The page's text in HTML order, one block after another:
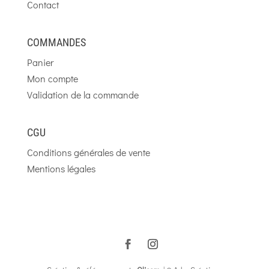
Contact
COMMANDES
Panier
Mon compte
Validation de la commande
CGU
Conditions générales de vente
Mentions légales